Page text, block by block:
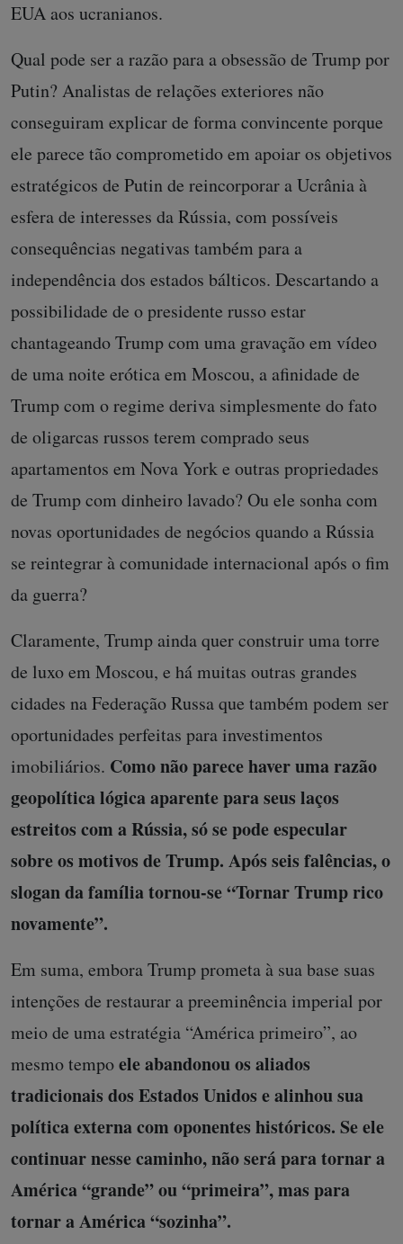
EUA aos ucranianos.
Qual pode ser a razão para a obsessão de Trump por
Putin? Analistas de relações exteriores não
conseguiram explicar de forma convincente porque
ele parece tão comprometido em apoiar os objetivos
estratégicos de Putin de reincorporar a Ucrânia à
esfera de interesses da Rússia, com possíveis
consequências negativas também para a
independência dos estados bálticos. Descartando a
possibilidade de o presidente russo estar
chantageando Trump com uma gravação em vídeo
de uma noite erótica em Moscou, a afinidade de
Trump com o regime deriva simplesmente do fato
de oligarcas russos terem comprado seus
apartamentos em Nova York e outras propriedades
de Trump com dinheiro lavado? Ou ele sonha com
novas oportunidades de negócios quando a Rússia
se reintegrar à comunidade internacional após o fim
da guerra?
Claramente, Trump ainda quer construir uma torre
de luxo em Moscou, e há muitas outras grandes
cidades na Federação Russa que também podem ser
oportunidades perfeitas para investimentos
imobiliários. Como não parece haver uma razão
geopolítica lógica aparente para seus laços
estreitos com a Rússia, só se pode especular
sobre os motivos de Trump. Após seis falências, o
slogan da família tornou-se “Tornar Trump rico
novamente”.
Em suma, embora Trump prometa à sua base suas
intenções de restaurar a preeminência imperial por
meio de uma estratégia “América primeiro”, ao
mesmo tempoele abandonou os aliados
tradicionais dos Estados Unidos e alinhou sua
política externa com oponentes históricos. Se ele
continuar nesse caminho, não será para tornar a
América “grande” ou “primeira”, mas para
tornar a América “sozinha”.